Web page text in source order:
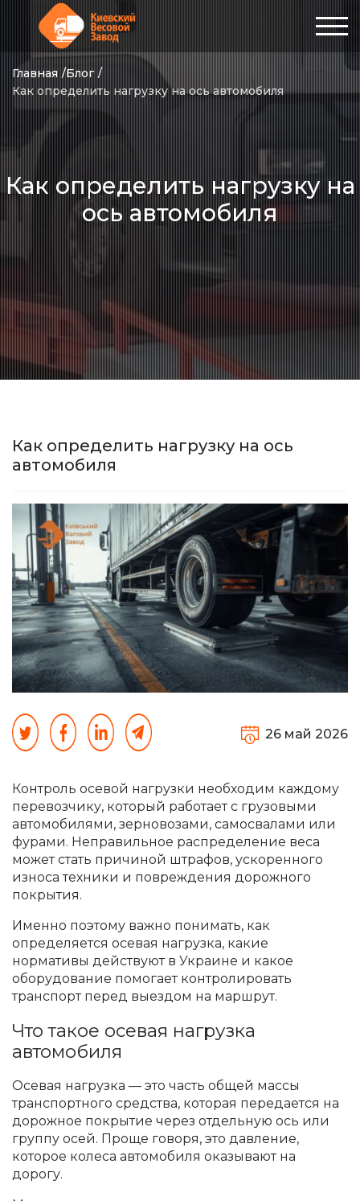
Главная
Блог
Как определить нагрузку на ось автомобиля
Как определить нагрузку на
ось автомобиля
Как определить нагрузку на ось
автомобиля
26 май 2026
Контроль осевой нагрузки необходим каждому
перевозчику, который работает с грузовыми
автомобилями, зерновозами, самосвалами или
фурами. Неправильное распределение веса
может стать причиной штрафов, ускоренного
износа техники и повреждения дорожного
покрытия.
Именно поэтому важно понимать, как
определяется осевая нагрузка, какие
нормативы действуют в Украине и какое
оборудование помогает контролировать
транспорт перед выездом на маршрут.
Что такое осевая нагрузка
автомобиля
Осевая нагрузка — это часть общей массы
транспортного средства, которая передается на
дорожное покрытие через отдельную ось или
группу осей. Проще говоря, это давление,
которое колеса автомобиля оказывают на
дорогу.